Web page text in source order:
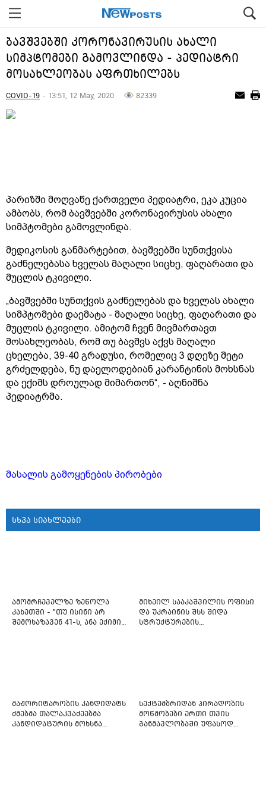
ბავშვებში კორონავირუსის ახალი
სიმპტომები გამოვლინდა - პედიატრი
მოსახლეობას აფრთხილებს
COVID-19 - 13:51, 12 May, 2020 82339
პარიზში მოღვაწე ქართველი პედიატრი, ეკა კუცია
ამბობს, რომ ბავშვებში კორონავირუსის ახალი
სიმპტომები გამოვლინდა.
მედიკოსის განმარტებით, ბავშვებში სუნთქვისა
გაძნელებასა ხველას მაღალი სიცხე, ფაღარათი და
მუცლის ტკივილი.
„ბავშვებში სუნთქვის გაძნელებას და ხველას ახალი
სიმპტომები დაემატა - მაღალი სიცხე, ფაღარათი და
მუცლის ტკივილი. ამიტომ ჩვენ მივმართავთ
მოსახლეობას, რომ თუ ბავშვს აქვს მაღალი
ცხელება, 39-40 გრადუსი, რომელიც 3 დღეზე მეტი
გრძელდება, ნუ დაელოდებიან კარანტინის მოხსნას
და ექიმს დროულად მიმართონ“, - აღნიშნა
პედიატრმა.
მასალის გამოყენების პირობები
სხვა სიახლეები
ამომრჩეველზე ზეწოლა
კახეთში - "თუ ისინი არ
შემოხაზავენ 41-ს, ანა ექიმის
მიხეილ სააკაშვილის ოფისი
და უკრაინის შსს შიდა
სტრუქტურების
მაჟორიტარობის კანდიდატს
ძმებმა თალაკვაძეებმა
კანდიდატურის მოხსნა
სექტემბრიდან პირადობის
მოწმობები ერთი თვის
განმავლობაში უფასოდ